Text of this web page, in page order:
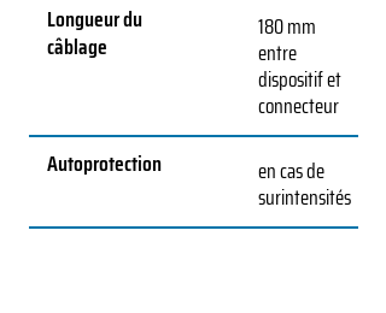
Longueur du
câblage
180 mm
entre
dispositif et
connecteur
Autoprotection
en cas de
surintensités